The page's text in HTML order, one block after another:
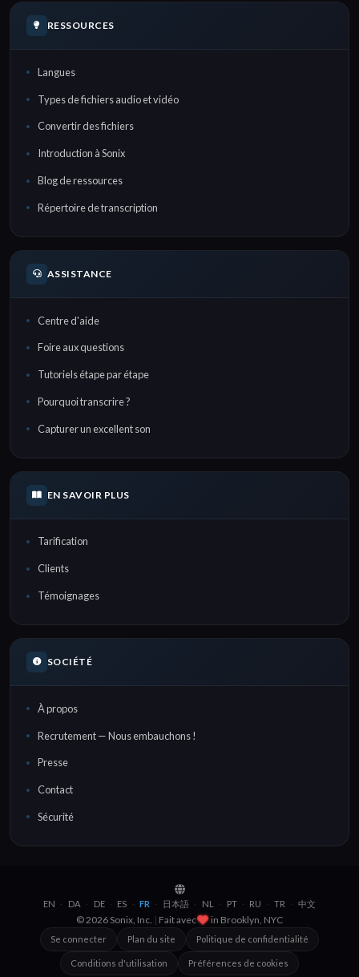
RESSOURCES
Langues
Types de fichiers audio et vidéo
Convertir des fichiers
Introduction à Sonix
Blog de ressources
Répertoire de transcription
ASSISTANCE
Centre d'aide
Foire aux questions
Tutoriels étape par étape
Pourquoi transcrire ?
Capturer un excellent son
EN SAVOIR PLUS
Tarification
Clients
Témoignages
SOCIÉTÉ
À propos
Recrutement — Nous embauchons !
Presse
Contact
Sécurité
EN · DA · DE · ES · FR · 日本語 · NL · PT · RU · TR · 中文
© 2026 Sonix, Inc. | Fait avec in Brooklyn, NYC
Se connecter Plan du site Politique de confidentialité
Conditions d'utilisation Préférences de cookies